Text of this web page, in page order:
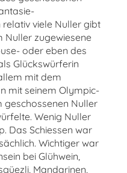
viele Nuller gibt
Nuller zugewiesene
oder eben des
Glückswürferin
mit dem
mit seinem Olympic-
geschossenen Nuller
Wenig Nuller
Das Schiessen war
Wichtiger war
bei Glühwein,
Mandarinen,